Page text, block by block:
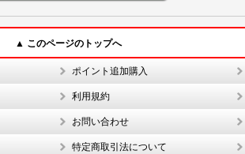
▲ このページのトップへ
ポイント追加購入
利用規約
お問い合わせ
特定商取引法について